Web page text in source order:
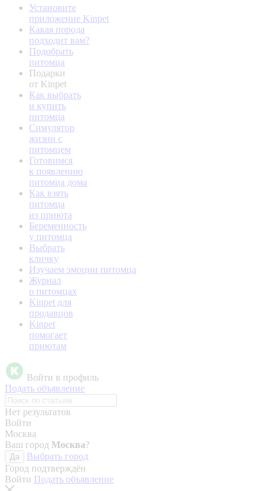
Установите
приложение Kinpet
Какая порода
подходит вам?
Подобрать
питомца
Подарки
от Kinpet
Как выбрать
и купить
питомца
Симулятор
жизни с
питомцем
Готовимся
к появлению
питомца дома
Как взять
питомца
из приюта
Беременность
у питомца
Выбрать
кличку
Изучаем эмоции питомца
Журнал
о питомцах
Kinpet для
продавцов
Kinpet
помогает
приютам
Войти в профиль
Подать объявление
Нет результатов
Войти
Москва
Ваш город Москва?
Да
Выбрать город
Город подтверждён
Войти Подать объявление